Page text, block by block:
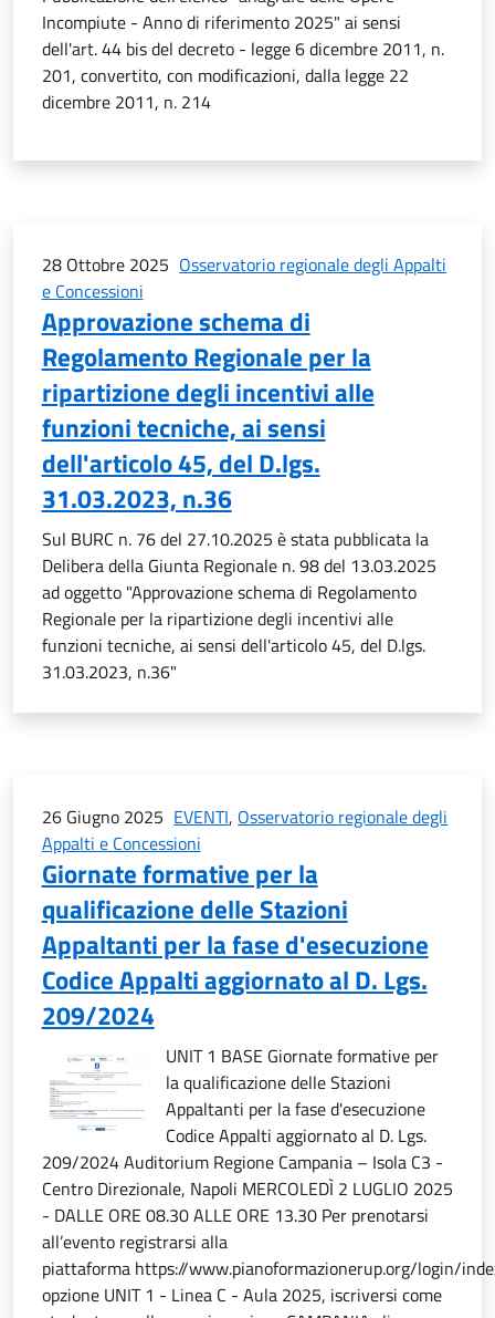
Incompiute - Anno di riferimento 2025" ai sensi
dell'art. 44 bis del decreto - legge 6 dicembre 2011, n.
201, convertito, con modificazioni, dalla legge 22
dicembre 2011, n. 214
28 Ottobre 2025 Osservatorio regionale degli Appalti
e Concessioni
Approvazione schema di
Regolamento Regionale per la
ripartizione degli incentivi alle
funzioni tecniche, ai sensi
dell'articolo 45, del D.lgs.
31.03.2023, n.36
Sul BURC n. 76 del 27.10.2025 è stata pubblicata la
Delibera della Giunta Regionale n. 98 del 13.03.2025
ad oggetto "Approvazione schema di Regolamento
Regionale per la ripartizione degli incentivi alle
funzioni tecniche, ai sensi dell'articolo 45, del D.lgs.
31.03.2023, n.36"
26 Giugno 2025 EVENTI, Osservatorio regionale degli
Appalti e Concessioni
Giornate formative per la
qualificazione delle Stazioni
Appaltanti per la fase d'esecuzione
Codice Appalti aggiornato al D. Lgs.
209/2024
UNIT 1 BASE Giornate formative per
la qualificazione delle Stazioni
Appaltanti per la fase d'esecuzione
Codice Appalti aggiornato al D. Lgs.
209/2024 Auditorium Regione Campania – Isola C3 -
Centro Direzionale, Napoli MERCOLEDÌ 2 LUGLIO 2025
- DALLE ORE 08.30 ALLE ORE 13.30 Per prenotarsi
all’evento registrarsi alla
piattaforma https://www.pianoformazionerup.org/login/
opzione UNIT 1 - Linea C - Aula 2025, iscriversi come